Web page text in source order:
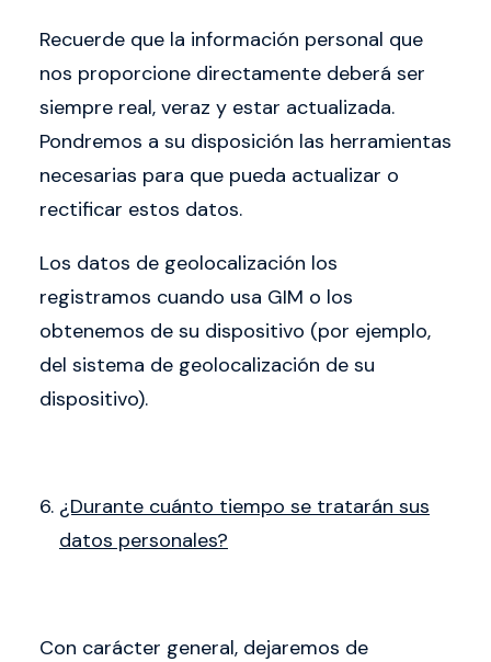
Recuerde que la información personal que
nos proporcione directamente deberá ser
siempre real, veraz y estar actualizada.
Pondremos a su disposición las herramientas
necesarias para que pueda actualizar o
rectificar estos datos.
Los datos de geolocalización los
registramos cuando usa GIM o los
obtenemos de su dispositivo (por ejemplo,
del sistema de geolocalización de su
dispositivo).
¿Durante cuánto tiempo se tratarán sus
datos personales?
Con carácter general, dejaremos de